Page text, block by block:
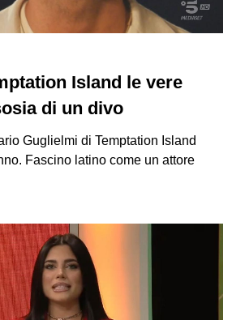
Island le vere
di un divo
Guglielmi di Temptation Island
Fascino latino come un attore